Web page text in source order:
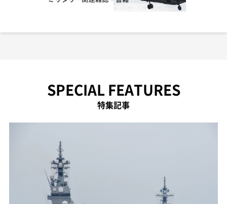
SPECIAL FEATURES
特集記事